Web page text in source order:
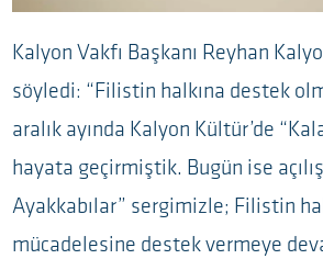
Kalyon Vakfı Başkanı Reyhan
söyledi: “Filistin halkına destek
aralık ayında Kalyon Kültür’de
hayata geçirmiştik. Bugün ise
Ayakkabılar” sergimizle; Filistin
mücadelesine destek vermeye